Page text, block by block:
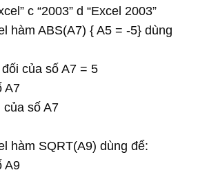
c “2003” d “Excel 2003”
hàm ABS(A7) { A5 = -5} dùng
của số A7 = 5
A7
số A7
hàm SQRT(A9) dùng để:
A9